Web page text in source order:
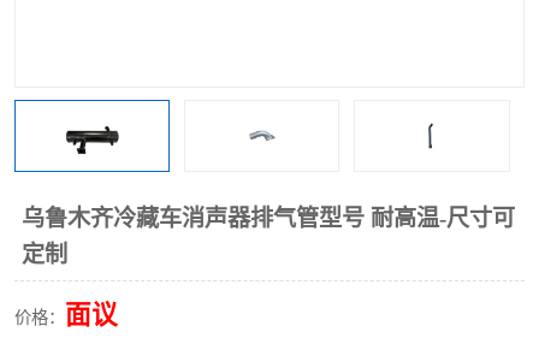
乌鲁木齐冷藏车消声器排气管型号 耐高温-尺寸可
定制
价格： 面议